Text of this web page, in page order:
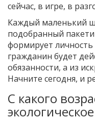
сейчас, в игре, в
Каждый маленький
подобранный
формирует
гражданин будет
обязанности, а из
Начните сегодня, и
С какого